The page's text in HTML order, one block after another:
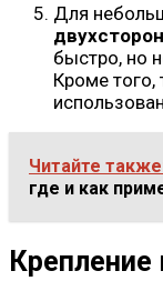
Для
быстро, но
Кроме того,
Читайте
где и как
Крепление